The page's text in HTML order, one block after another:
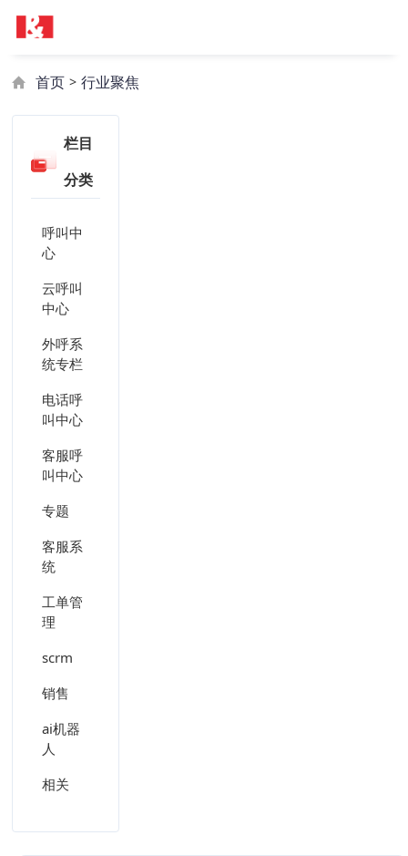
首页 > 行业聚焦
栏目
分类
呼叫中
心
云呼叫
中心
外呼系
统专栏
电话呼
叫中心
客服呼
叫中心
专题
客服系
统
工单管
理
scrm
销售
ai机器
人
相关